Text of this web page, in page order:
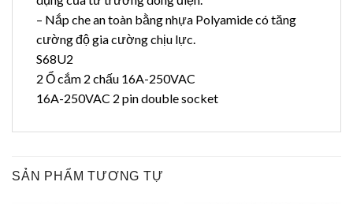
– Nắp che an toàn bằng nhựa Polyamide có tăng
cường độ gia cường chịu lực.
S68U2
2 Ổ cắm 2 chấu 16A-250VAC
16A-250VAC 2 pin double socket
SẢN PHẨM TƯƠNG TỰ